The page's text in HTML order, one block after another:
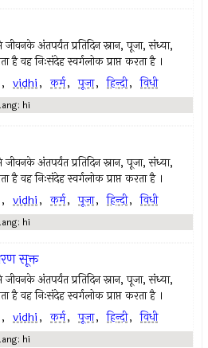
जीवनके अंतपर्यंत प्रतिदिन स्नान, पूजा, संध्या,
वह निःसंदेह स्वर्गलोक प्राप्त करता है ।
, vidhi, कर्म, पूजा, हिन्दी, विधी
hi
जीवनके अंतपर्यंत प्रतिदिन स्नान, पूजा, संध्या,
वह निःसंदेह स्वर्गलोक प्राप्त करता है ।
, vidhi, कर्म, पूजा, हिन्दी, विधी
hi
सूक्त
जीवनके अंतपर्यंत प्रतिदिन स्नान, पूजा, संध्या,
वह निःसंदेह स्वर्गलोक प्राप्त करता है ।
, vidhi, कर्म, पूजा, हिन्दी, विधी
hi